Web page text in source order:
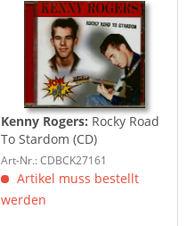
Kenny Rogers: Rocky Road
To Stardom (CD)
Art-Nr.: CDBCK27161
Artikel muss bestellt
werden